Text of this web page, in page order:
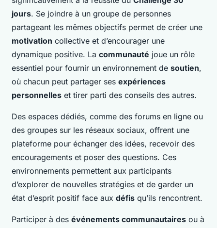
jours. Se joindre à un groupe de personnes
partageant les mêmes objectifs permet de créer une
motivation collective et d’encourager une
dynamique positive. La communauté joue un rôle
essentiel pour fournir un environnement de soutien,
où chacun peut partager ses expériences
personnelles et tirer parti des conseils des autres.
Des espaces dédiés, comme des forums en ligne ou
des groupes sur les réseaux sociaux, offrent une
plateforme pour échanger des idées, recevoir des
encouragements et poser des questions. Ces
environnements permettent aux participants
d’explorer de nouvelles stratégies et de garder un
état d’esprit positif face aux défis qu’ils rencontrent.
Participer à des événements communautaires ou à